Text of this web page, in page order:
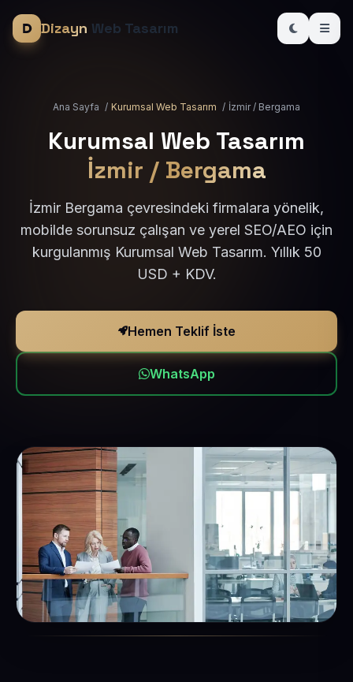
Dizayn Web Tasarım
Ana Sayfa / Kurumsal Web Tasarım / İzmir / Bergama
Kurumsal Web Tasarım
İzmir / Bergama
İzmir Bergama çevresindeki firmalara yönelik,
mobilde sorunsuz çalışan ve yerel SEO/AEO için
kurgulanmış Kurumsal Web Tasarım. Yıllık 50
USD + KDV.
Hemen Teklif İste
WhatsApp